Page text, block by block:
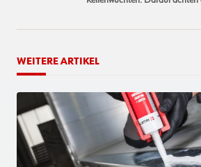
WEITERE ARTIKEL